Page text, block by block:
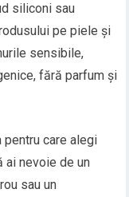
siliconi sau
pe piele și
sensibile,
fără parfum și
pentru care alegi
ai nevoie de un
sau un